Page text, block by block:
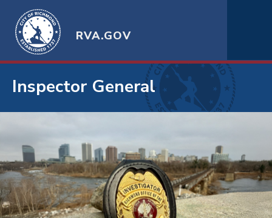
RVA.GOV
Inspector General